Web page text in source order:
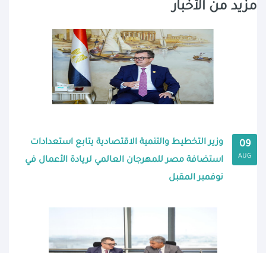
مزيد من الأخبار
09
AUG
وزير التخطيط والتنمية الاقتصادية يتابع استعدادات
استضافة مصر للمهرجان العالمي لريادة الأعمال في
نوفمبر المقبل